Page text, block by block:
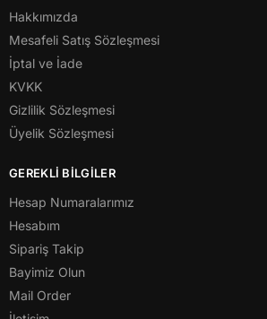
Hakkımızda
Mesafeli Satış Sözleşmesi
İptal ve İade
KVKK
Gizlilik Sözleşmesi
Üyelik Sözleşmesi
GEREKLİ BİLGİLER
Hesap Numaralarımız
Hesabım
Sipariş Takip
Bayimiz Olun
Mail Order